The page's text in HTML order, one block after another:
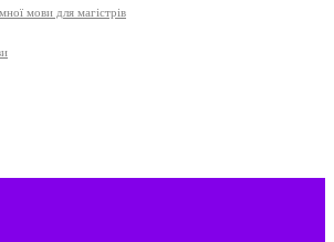
мови для магістрів